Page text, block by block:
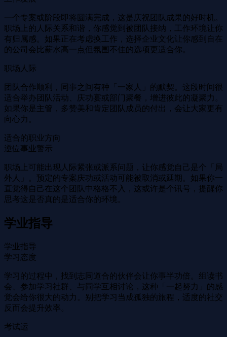
一个专案或阶段即将圆满完成，这是庆祝团队成果的好时机。
职场上的人际关系和谐，你感觉到被团队接纳，工作环境让你
有归属感。如果正在考虑换工作，选择企业文化让你感到自在
的公司会比薪水高一点但氛围不佳的选项更适合你。
职场人际
团队合作顺利，同事之间有种「一家人」的默契。这段时间很
适合举办团队活动、庆功宴或部门聚餐，增进彼此的凝聚力。
如果你是主管，多赞美和肯定团队成员的付出，会让大家更有
向心力。
适合的职业方向
逆位事业警示
职场上可能出现人际紧张或派系问题，让你感觉自己是个「局
外人」。预定的专案庆功或活动可能被取消或延期。如果你一
直觉得自己在这个团队中格格不入，这或许是个讯号，提醒你
思考这是否真的是适合你的环境。
学业指导
学业指导
学习态度
学习的过程中，找到志同道合的伙伴会让你事半功倍。组读书
会、参加学习社群、与同学互相讨论，这种「一起努力」的感
觉会给你很大的动力。别把学习当成孤独的旅程，适度的社交
反而会提升效率。
考试运